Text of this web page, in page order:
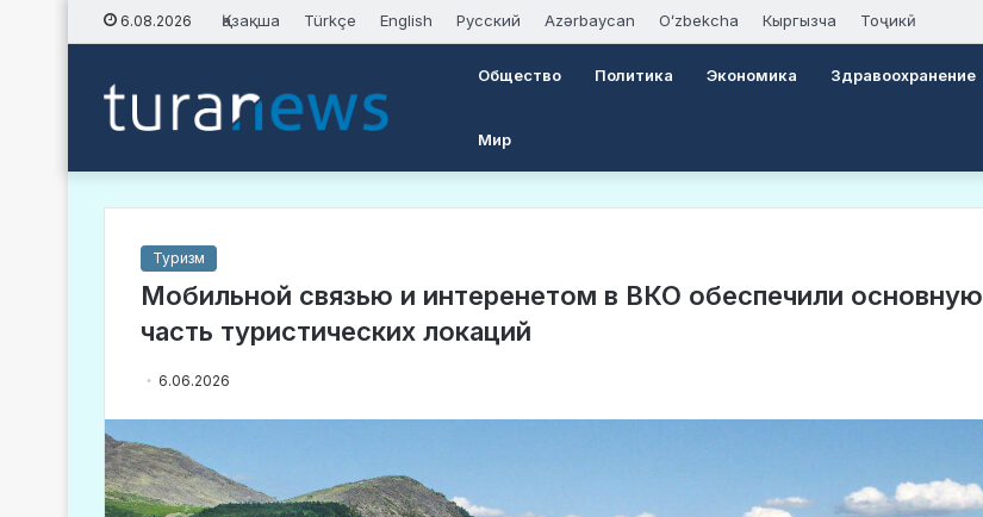
6.08.2026 Қазақша Türkçe English Русский Azərbaycan Oʻzbekcha Кыргызча Тоҷикӣ
Общество Политика Экономика Здравоохранение
Мир
Туризм
Мобильной связью и интеренетом в ВКО обеспечили основную
часть туристических локаций
6.06.2026